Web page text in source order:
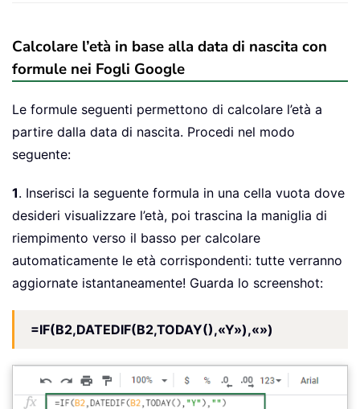
Calcolare l’età in base alla data di nascita con
formule nei Fogli Google
Le formule seguenti permettono di calcolare l’età a
partire dalla data di nascita. Procedi nel modo
seguente:
1. Inserisci la seguente formula in una cella vuota dove
desideri visualizzare l’età, poi trascina la maniglia di
riempimento verso il basso per calcolare
automaticamente le età corrispondenti: tutte verranno
aggiornate istantaneamente! Guarda lo screenshot:
=IF(B2,DATEDIF(B2,TODAY(),«Y»),«»)